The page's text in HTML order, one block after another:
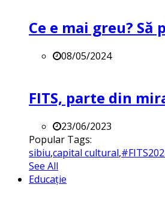
Ce e mai greu? Să
08/05/2024
FITS, parte din
23/06/2023
Popular Tags:
sibiu,capital cultural,
See All
Educație